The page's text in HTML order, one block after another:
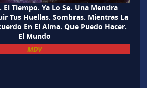
Tiempo. Ya Lo Se. Una Mentira
Tus Huellas. Sombras. Mientras La
En El Alma. Que Puedo Hacer.
El Mundo
MDV